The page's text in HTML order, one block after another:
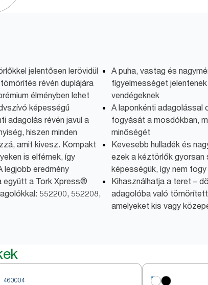
jelentősen lerövidül
révén duplájára
élményben lehet
képességű
adagolás révén javul a
hiszen minden
amit kivesz. Kompakt
is elférnek, így
legjobb eredmény
együtt a Tork Xpress®
552200, 552208,
A puha, vastag és
figyelmességet
vendégeknek
A laponkénti adagolással
fogyását a mosdókban,
minőségét
Kevesebb hulladék és
ezek a kéztörlők gyorsan
képességük, így nem fogy
Kihasználhatja a teret –
adagolóba való
amelyeket kis vagy
460004